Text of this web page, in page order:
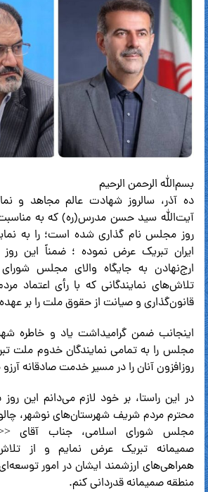
بسم‌الله الرحمن الرحیم
ده آذر، سالروز شهادت عالم مجاهد و
آیت‌الله سید حسن مدرس(ره) که به
روز مجلس نام گذاری شده است؛ را به
ایران تبریک عرض نموده ؛ ضمناً این
ارج‌نهادن به جایگاه والای مجلس
تلاش‌های نمایندگانی که با رأی اعتماد
قانون‌گذاری و صیانت از حقوق ملت را بر
اینجانب ضمن گرامیداشت یاد و خاطره
مجلس را به تمامی نمایندگان خدوم ملت
روزافزون آنان را در مسیر خدمت صادقانه
در این راستا، بر خود لازم می‌دانم این روز
محترم مردم شریف شهرستان‌های نوشهر،
مجلس شورای اسلامی، جناب آقای
صمیمانه تبریک عرض نمایم و از
همراهی‌های ارزشمند ایشان در امور
منطقه صمیمانه قدردانی کنم.